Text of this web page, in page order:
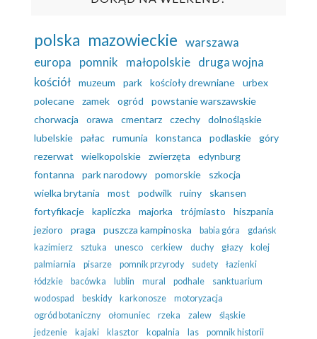
polska mazowieckie warszawa
europa
pomnik małopolskie druga wojna
kościół
muzeum park kościoły drewniane
urbex
polecane
zamek ogród
powstanie warszawskie
chorwacja
orawa cmentarz czechy
dolnośląskie
lubelskie
pałac rumunia konstanca podlaskie
góry
rezerwat
wielkopolskie zwierzęta
edynburg
fontanna
park narodowy pomorskie
szkocja
wielka brytania
most podwilk ruiny
skansen
fortyfikacje
kapliczka majorka trójmiasto
hiszpania
jezioro
praga puszcza kampinoska babia góra
gdańsk
kazimierz
sztuka unesco cerkiew duchy głazy
kolej
palmiarnia
pisarze pomnik przyrody sudety
łazienki
łódzkie
bacówka lublin mural podhale
sanktuarium
wodospad
beskidy karkonosze
motoryzacja
ogród botaniczny
ołomuniec rzeka zalew
śląskie
jedzenie
kajaki klasztor kopalnia las
pomnik historii